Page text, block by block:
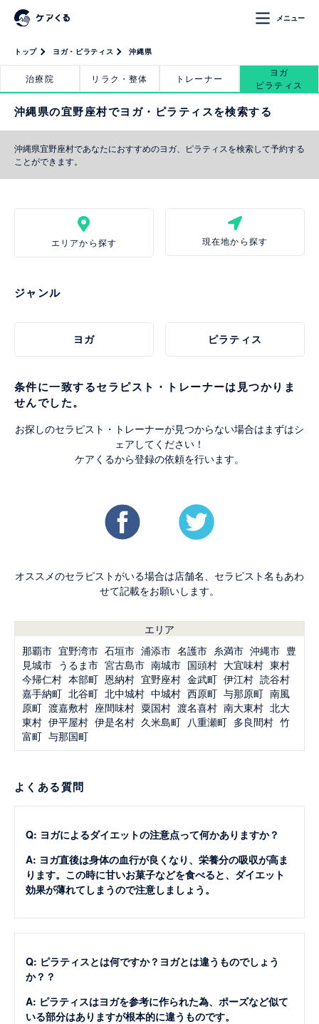
メニュー
トップ ヨガ・ピラティス 沖縄県
治療院 リラク・整体 トレーナー
ヨガ
ピラティス
沖縄県の宜野座村でヨガ・ピラティスを検索する
沖縄県宜野座村であなたにおすすめのヨガ、ピラティスを検索して予約する
ことができます。
エリアから探す 現在地から探す
ジャンル
ヨガ ピラティス
条件に一致するセラピスト・トレーナーは見つかりま
せんでした。
お探しのセラピスト・トレーナーが見つからない場合はまずはシ
ェアしてください！
ケアくるから登録の依頼を行います。
オススメのセラピストがいる場合は店舗名、セラピスト名もあわ
せて記載をお願いします。
エリア
那覇市 宜野湾市 石垣市 浦添市 名護市 糸満市 沖縄市 豊
見城市 うるま市 宮古島市 南城市 国頭村 大宜味村 東村
今帰仁村 本部町 恩納村 宜野座村 金武町 伊江村 読谷村
嘉手納町 北谷町 北中城村 中城村 西原町 与那原町 南風
原町 渡嘉敷村 座間味村 粟国村 渡名喜村 南大東村 北大
東村 伊平屋村 伊是名村 久米島町 八重瀬町 多良間村 竹
富町 与那国町
よくある質問
Q: ヨガによるダイエットの注意点って何かありますか？
A: ヨガ直後は身体の血行が良くなり、栄養分の吸収が高ま
ります。この時に甘いお菓子などを食べると、ダイエット
効果が薄れてしまうので注意しましょう。
Q: ピラティスとは何ですか？ヨガとは違うものでしょう
か？？
A: ピラティスはヨガを参考に作られた為、ポーズなど似て
いる部分はありますが根本的に違うものです。